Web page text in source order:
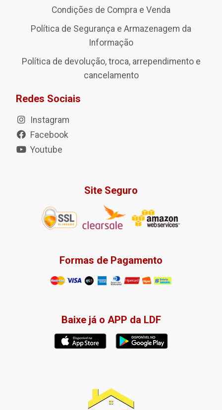
Condições de Compra e Venda
Política de Segurança e Armazenagem da
Informação
Política de devolução, troca, arrependimento e
cancelamento
Redes Sociais
Instagram
Facebook
Youtube
Site Seguro
Formas de Pagamento
Baixe já o APP da LDF